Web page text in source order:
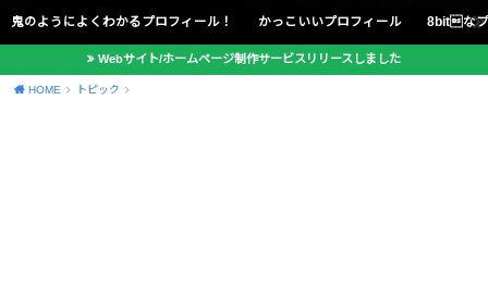
鬼のようによくわかるプロフィール！ かっこいいプロフィール 8bitな
Webサイト/ホームページ制作サービスリリースしました
HOME トピック